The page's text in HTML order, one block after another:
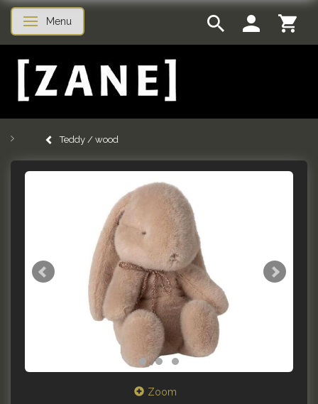
Toggle navigation
Menu
Teddy / wood
Zoom